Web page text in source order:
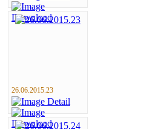
26.06.2015.23